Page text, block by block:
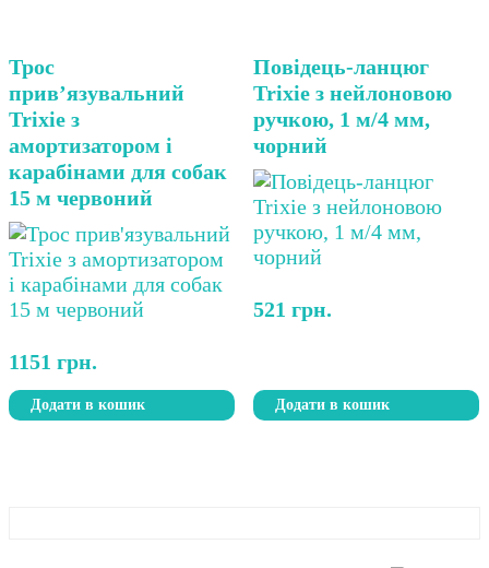
Трос
прив’язувальний
Trixie з
амортизатором і
карабінами для собак
15 м червоний
1151 грн.
Додати в кошик
Повідець-ланцюг
Trixie з нейлоновою
ручкою, 1 м/4 мм,
чорний
521 грн.
Додати в кошик